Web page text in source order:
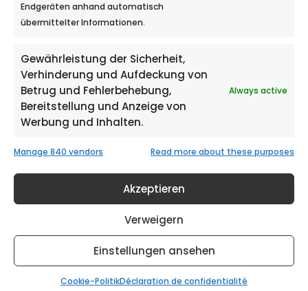
Endgeräten anhand automatisch
übermittelter Informationen.
Gewährleistung der Sicherheit,
Verhinderung und Aufdeckung von
Betrug und Fehlerbehebung,
Bereitstellung und Anzeige von
Werbung und Inhalten.
Always active
Manage 840 vendors Read more about these purposes
Akzeptieren
Verweigern
Einstellungen ansehen
Cookie-PolitikDéclaration de confidentialité